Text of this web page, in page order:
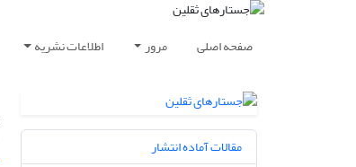
صفحه اصلی مرور اطلاعات نشریه
مقالات آماده انتشار